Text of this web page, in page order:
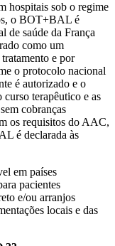
hospitais sob o regime
o BOT+BAL é
de saúde da França
como um
e por
o protocolo nacional
é autorizado e o
terapêutico e as
cobranças
os requisitos do AAC,
é declarada às
em países
pacientes
e/ou arranjos
locais e das